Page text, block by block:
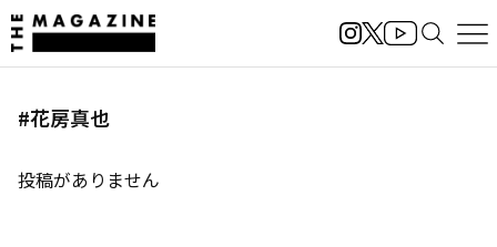
#花房真也
投稿がありません